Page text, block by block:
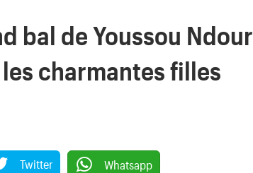
bal de Youssou Ndour
charmantes filles
Twitter Whatsapp